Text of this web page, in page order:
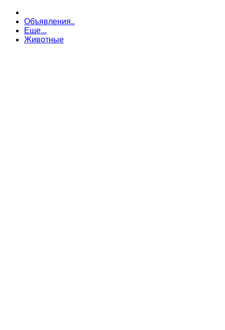
Объявления..
Еще...
Животные